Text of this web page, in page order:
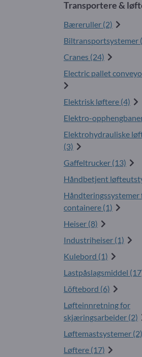
Transportere &
Bæreruller (2)
Biltransportsystemer
Cranes (24)
Electric pallet
Elektrisk løftere (4)
Elektro-
Elektrohydrauliske
(3)
Gaffeltrucker (13)
Håndbetjent
Håndteringssystemer
containere (1)
Heiser (8)
Industriheiser (1)
Kulebord (1)
Lastpåslagsmiddel
Löftebord (6)
Løfteinnretning for
skjæringsarbeider (2)
Løftemastsystemer (2)
Løftere (17)